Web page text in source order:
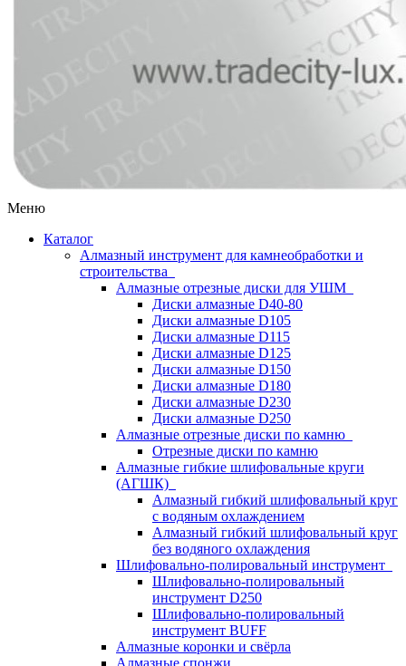
Меню
Каталог
Алмазный инструмент для камнеобработки и
строительства
Алмазные отрезные диски для УШМ
Диски алмазные D40-80
Диски алмазные D105
Диски алмазные D115
Диски алмазные D125
Диски алмазные D150
Диски алмазные D180
Диски алмазные D230
Диски алмазные D250
Алмазные отрезные диски по камню
Отрезные диски по камню
Алмазные гибкие шлифовальные круги
(АГШК)
Алмазный гибкий шлифовальный круг
с водяным охлаждением
Алмазный гибкий шлифовальный круг
без водяного охлаждения
Шлифовально-полировальный инструмент
Шлифовально-полировальный
инструмент D250
Шлифовально-полировальный
инструмент BUFF
Алмазные коронки и свёрла
Алмазные спонжи